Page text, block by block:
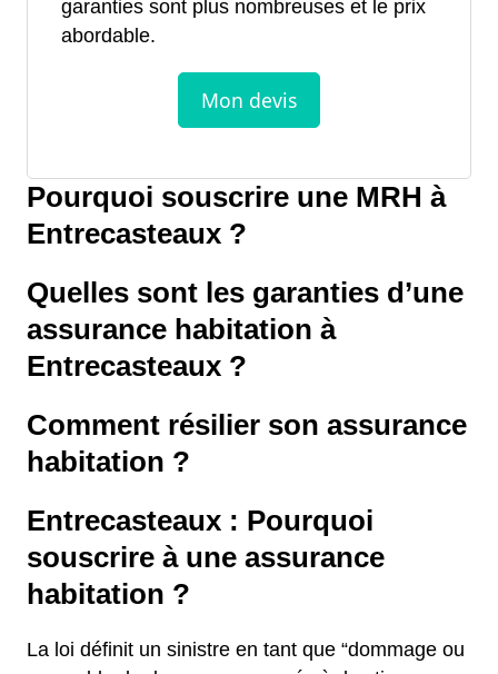
garanties sont plus nombreuses et le prix
abordable.
Pourquoi souscrire une MRH à
Entrecasteaux ?
Quelles sont les garanties d’une
assurance habitation à
Entrecasteaux ?
Comment résilier son assurance
habitation ?
Entrecasteaux : Pourquoi
souscrire à une assurance
habitation ?
La loi définit un sinistre en tant que “dommage ou